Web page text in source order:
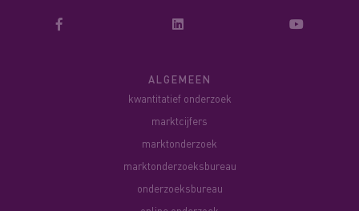
ALGEMEEN
kwantitatief onderzoek
marktcijfers
marktonderzoek
marktonderzoeksbureau
onderzoeksbureau